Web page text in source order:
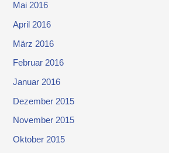
Mai 2016
April 2016
März 2016
Februar 2016
Januar 2016
Dezember 2015
November 2015
Oktober 2015